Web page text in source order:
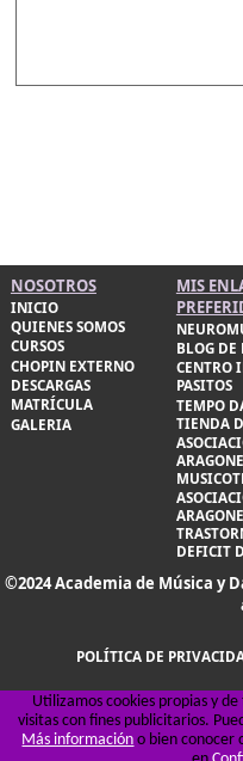
NOSOTROS
INICIO
QUIENES SOMOS
CURSOS
CHOPIN EXTERNO
DESCARGAS
MATRÍCULA
GALERIA
MIS
BLOG DE
CENTRO
PASITOS
TEMPO
TIENDA
DEFICIT
©2024 Academia de Música y
POLÍTICA DE
Utilizamos cookies propias y
visitas con fines publicitarios.
Más información o bien conocer